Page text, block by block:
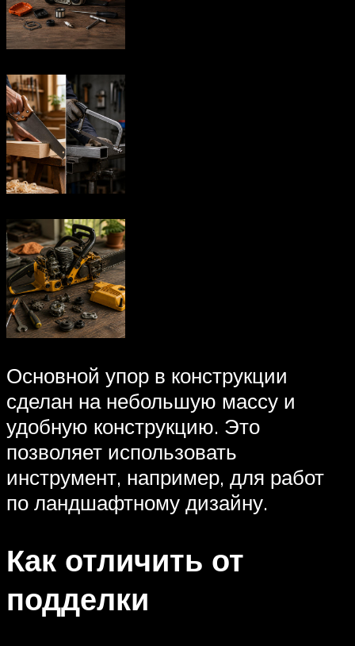
Основной упор в конструкции
сделан на небольшую массу и
удобную конструкцию. Это
позволяет использовать
инструмент, например, для работ
по ландшафтному дизайну.
Как отличить от
подделки